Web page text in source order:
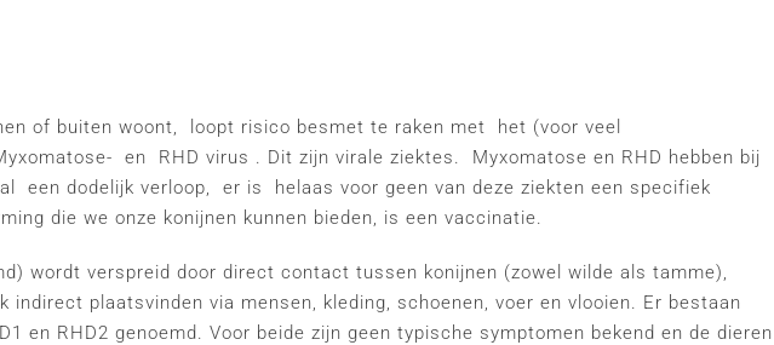
of buiten woont, loopt risico besmet te raken met het (voor veel
en RHD virus . Dit zijn virale ziektes. Myxomatose en RHD hebben bij
een dodelijk verloop, er is helaas voor geen van deze ziekten een specifiek
die we onze konijnen kunnen bieden, is een vaccinatie.
wordt verspreid door direct contact tussen konijnen (zowel wilde als tamme),
indirect plaatsvinden via mensen, kleding, schoenen, voer en vlooien. Er bestaan
en RHD2 genoemd. Voor beide zijn geen typische symptomen bekend en de dieren